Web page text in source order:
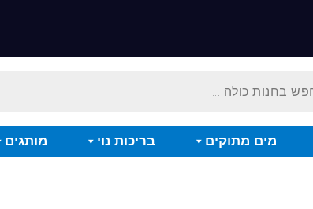
מים מתוקים בריכות נוי מותגים